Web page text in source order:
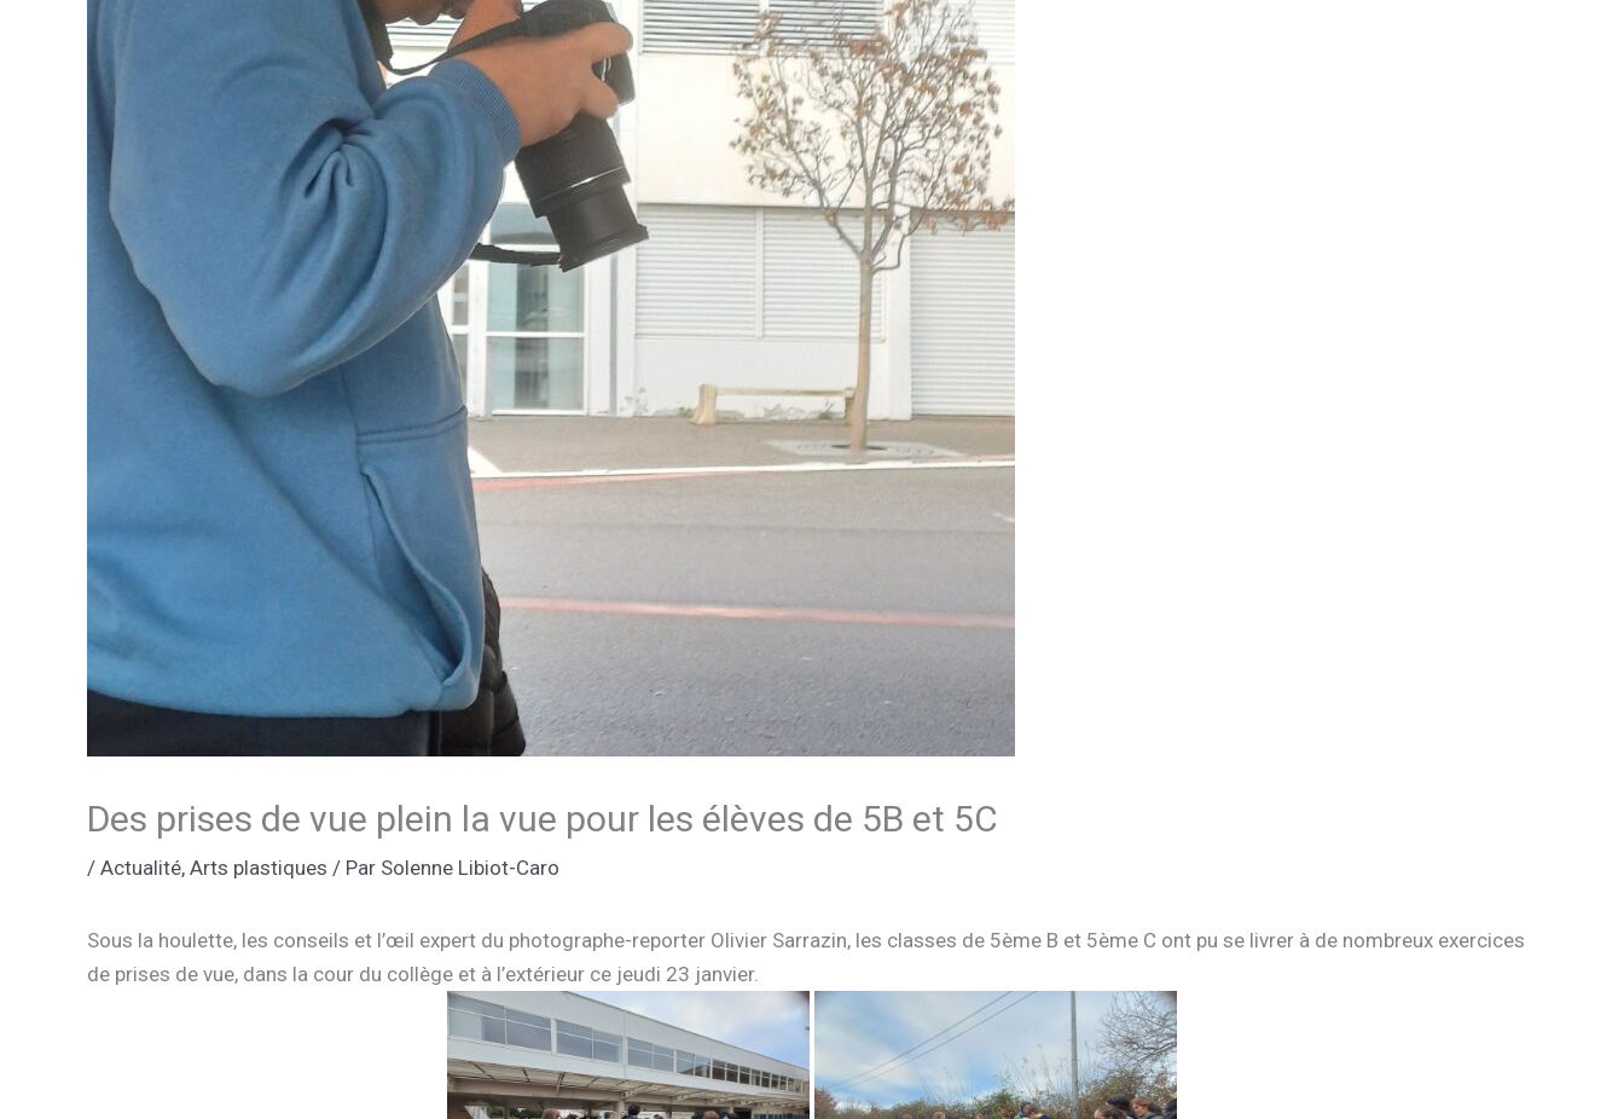
Des prises de vue plein la vue pour les élèves de 5B et 5C
/ Actualité, Arts plastiques / Par Solenne Libiot-Caro
Sous la houlette, les conseils et l’œil expert du photographe-reporter Olivier Sarrazin, les classes de 5ème B et 5ème C ont pu se livrer à de nombreux exercices
de prises de vue, dans la cour du collège et à l’extérieur ce jeudi 23 janvier.